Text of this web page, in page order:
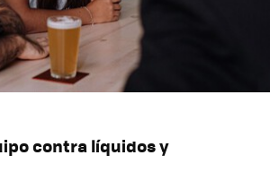
contra líquidos y